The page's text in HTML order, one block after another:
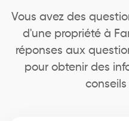
Vous avez des
d'une propriété à
réponses aux
pour obtenir des